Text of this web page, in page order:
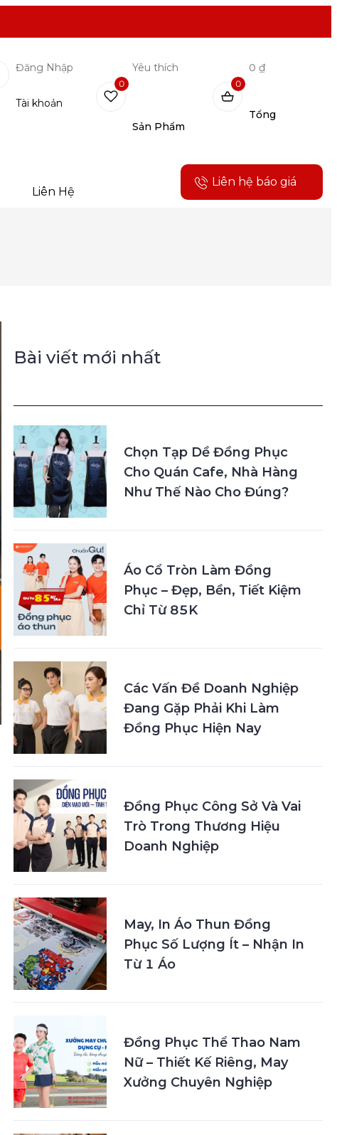
Đăng Nhập
Tài khoản
Yêu thích
Sản Phẩm
0
Tổng
0 ₫
0
Liên Hệ
Liên hệ báo giá
Bài viết mới nhất
Chọn Tạp Dề Đồng Phục
Cho Quán Cafe, Nhà Hàng
Như Thế Nào Cho Đúng?
Áo Cổ Tròn Làm Đồng
Phục – Đẹp, Bền, Tiết Kiệm
Chỉ Từ 85K
Các Vấn Đề Doanh Nghiệp
Đang Gặp Phải Khi Làm
Đồng Phục Hiện Nay
Đồng Phục Công Sở Và Vai
Trò Trong Thương Hiệu
Doanh Nghiệp
May, In Áo Thun Đồng
Phục Số Lượng Ít – Nhận In
Từ 1 Áo
Đồng Phục Thể Thao Nam
Nữ – Thiết Kế Riêng, May
Xưởng Chuyên Nghiệp